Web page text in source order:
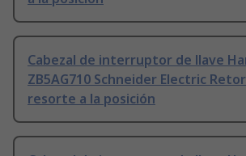
Cabezal de interruptor de llave
ZB5AG710 Schneider Electric
resorte a la posición